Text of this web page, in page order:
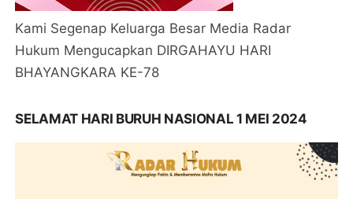
Kami Segenap Keluarga Besar Media Radar
Hukum Mengucapkan DIRGAHAYU HARI
BHAYANGKARA KE-78
SELAMAT HARI BURUH NASIONAL 1 MEI 2024